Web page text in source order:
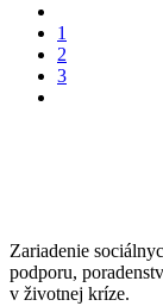
1
2
3
Zariadenie
podporu,
v životnej kríze.